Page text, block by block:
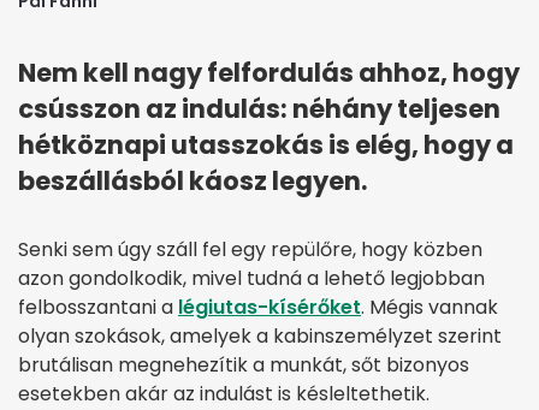
Nem kell nagy felfordulás ahhoz, hogy
csússzon az indulás: néhány teljesen
hétköznapi utasszokás is elég, hogy a
beszállásból káosz legyen.
Senki sem úgy száll fel egy repülőre, hogy közben
azon gondolkodik, mivel tudná a lehető legjobban
felbosszantani a légiutas-kísérőket. Mégis vannak
olyan szokások, amelyek a kabinszemélyzet szerint
brutálisan megnehezítik a munkát, sőt bizonyos
esetekben akár az indulást is késleltethetik.